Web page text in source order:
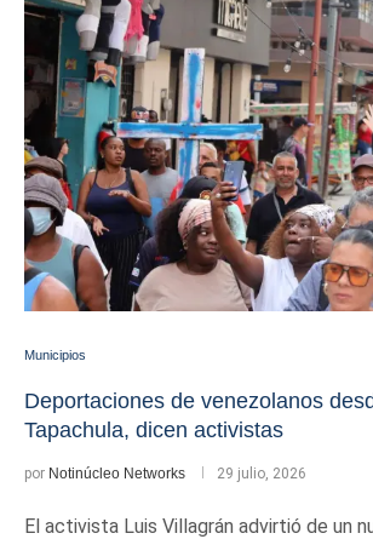
Municipios
Deportaciones de venezolanos
Tapachula, dicen activistas
por Notinúcleo Networks 29 julio, 2026
El activista Luis Villagrán advirtió de un